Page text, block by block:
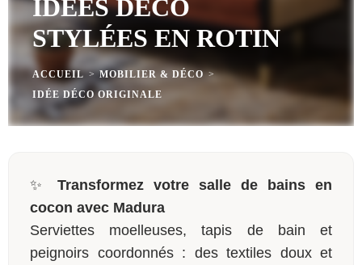
IDÉES DÉCO
STYLÉES EN ROTIN
ACCUEIL >MOBILIER & DÉCO>
IDÉE DÉCO ORIGINALE
✨ Transformez votre salle de bains en
cocon avec Madura
Serviettes moelleuses, tapis de bain et
peignoirs coordonnés : des textiles doux et